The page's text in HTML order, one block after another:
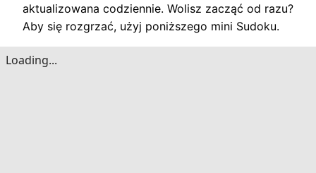
aktualizowana codziennie. Wolisz zacząć od razu?
Aby się rozgrzać, użyj poniższego mini Sudoku.